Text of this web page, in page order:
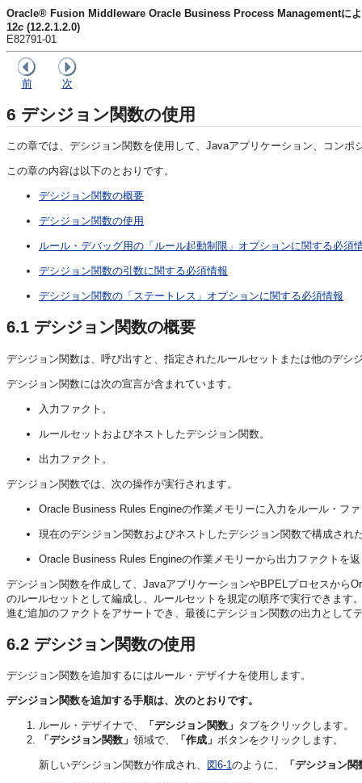
Oracle® Fusion Middleware Oracle Business Process Managementによ
12c (12.2.1.2.0)
E82791-01
前 次
6 デシジョン関数の使用
この章では、デシジョン関数を使用して、Javaアプリケーション、コン
この章の内容は以下のとおりです。
デシジョン関数の概要
デシジョン関数の使用
ルール・デバッグ用の「ルール起動制限」オプションに関する必須
デシジョン関数の引数に関する必須情報
デシジョン関数の「ステートレス」オプションに関する必須情報
6.1 デシジョン関数の概要
デシジョン関数は、呼び出すと、指定されたルールセットまたは他のデ
デシジョン関数には次の宣言が含まれています。
入力ファクト。
ルールセットおよびネストしたデシジョン関数。
出力ファクト。
デシジョン関数では、次の操作が実行されます。
Oracle Business Rules Engineの作業メモリーに入力をルール・フ
現在のデシジョン関数およびネストしたデシジョン関数で構成され
Oracle Business Rules Engineの作業メモリーから出力ファクトを
デシジョン関数を作成して、JavaアプリケーションやBPELプロセスから
のルールセットとして編成し、ルールセットを規定の順序で実行できま
進む追加のファクトをアサートでき、最後にデシジョン関数の出力として
6.2 デシジョン関数の使用
デシジョン関数を追加するにはルール・デザイナを使用します。
デシジョン関数を追加する手順は、次のとおりです。
ルール・デザイナで、 「デシジョン関数」 タブをクリックします。
「デシジョン関数」 領域で、 「作成」 ボタンをクリックします。
新しいデシジョン関数が作成され、 図6-1のように、 「デシジョン